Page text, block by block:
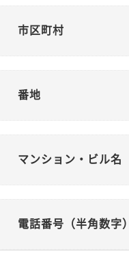
市区町村
番地
マンション・ビル名
電話番号（半角数字）